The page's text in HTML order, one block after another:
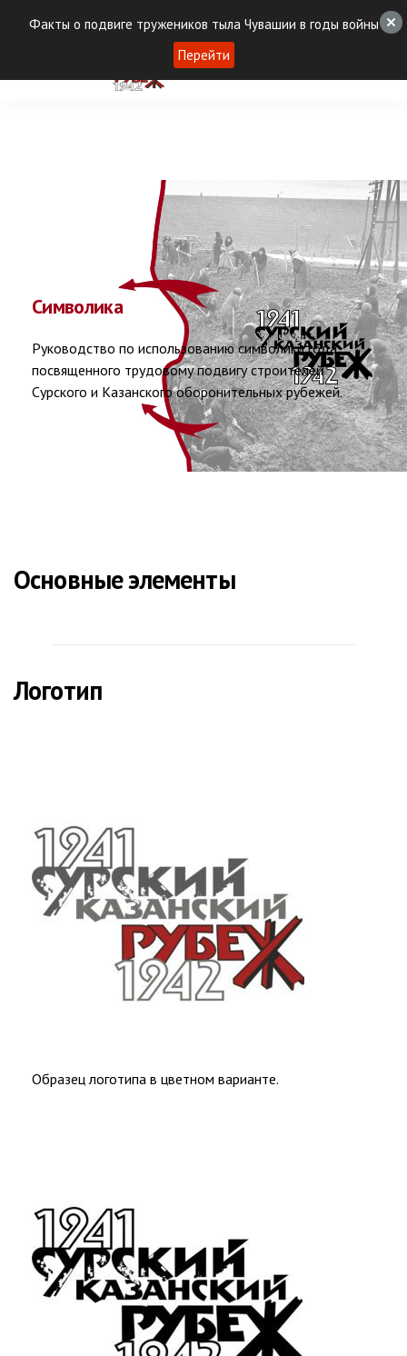
Символика
Руководство по использованию символики года,
посвященного трудовому подвигу строителей
Сурского и Казанского оборонительных рубежей.
Основные элементы
Логотип
Образец логотипа в цветном варианте.
Факты о подвиге тружеников тыла Чувашии в годы войны
Перейти